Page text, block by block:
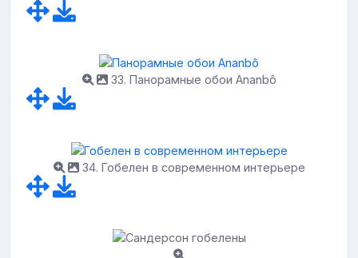
33. Панорамные обои Ananbô
34. Гобелен в современном интерьере